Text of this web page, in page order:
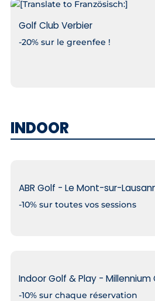
Golf Club Verbier
-20% sur le greenfee !
INDOOR
ABR Golf - Le Mont-sur-
-10% sur toutes vos sessions
Indoor Golf & Play - Millennium
-10% sur chaque réservation